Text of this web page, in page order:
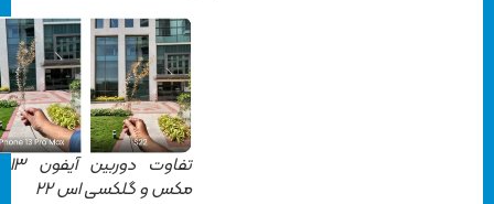
تفاوت دوربین آیفون ۱۳ پرو
مکس و گلکسی اس ۲۲